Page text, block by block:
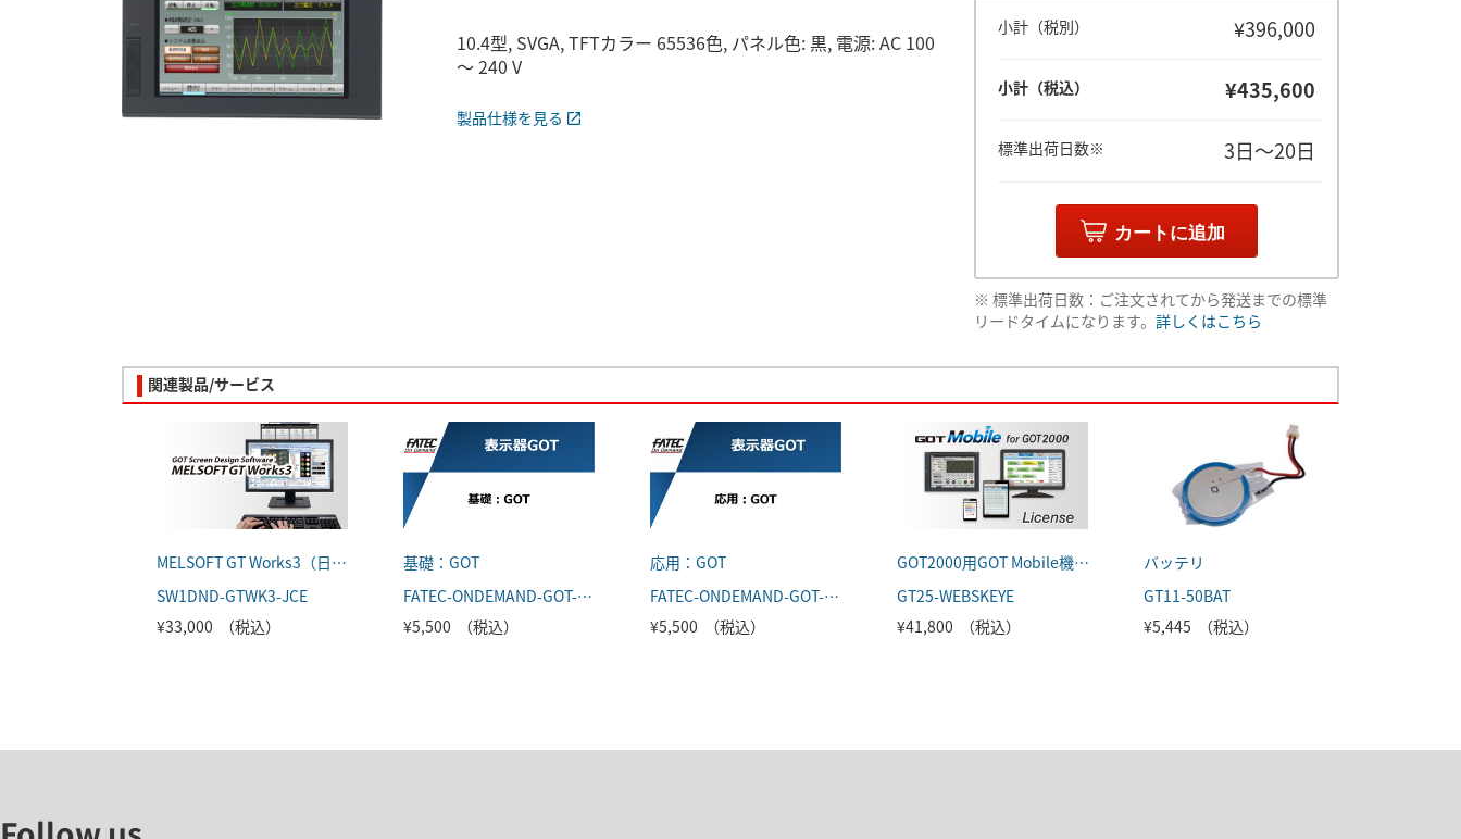
10.4型, SVGA, TFTカラー 65536色, パネル色: 黒, 電源: AC 100
～ 240 V
製品仕様を見る
小計（税別） ¥396,000
小計（税込） ¥435,600
標準出荷日数※ 3日～20日
カートに追加
※ 標準出荷日数：ご注文されてから発送までの標準
リードタイムになります。 詳しくはこちら
関連製品/サービス
MELSOFT GT Works3（日本語版）
SW1DND-GTWK3-JCE
¥33,000 （税込）
基礎：GOT
FATEC-ONDEMAND-GOT-001
¥5,500 （税込）
応用：GOT
FATEC-ONDEMAND-GOT-002
¥5,500 （税込）
GOT2000用GOT Mobile機能ライセンス
GT25-WEBSKEYE
¥41,800 （税込）
バッテリ
GT11-50BAT
¥5,445 （税込）